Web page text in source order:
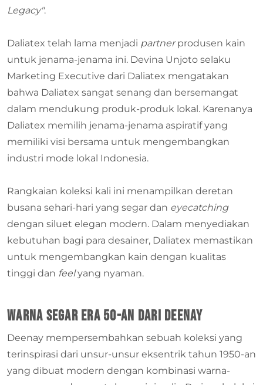
Legacy".
Daliatex telah lama menjadi partnerprodusen kain
untuk jenama-jenama ini. Devina Unjoto selaku
Marketing Executive dari Daliatex mengatakan
bahwa Daliatex sangat senang dan bersemangat
dalam mendukung produk-produk lokal. Karenanya
Daliatex memilih jenama-jenama aspiratif yang
memiliki visi bersama untuk mengembangkan
industri mode lokal Indonesia.
Rangkaian koleksi kali ini menampilkan deretan
busana sehari-hari yang segar dan eyecatching
dengan siluet elegan modern. Dalam menyediakan
kebutuhan bagi para desainer, Daliatex memastikan
untuk mengembangkan kain dengan kualitas
tinggi dan feelyang nyaman.
Warna Segar Era 50-an dari Deenay
Deenay mempersembahkan sebuah koleksi yang
terinspirasi dari unsur-unsur eksentrik tahun 1950-an
yang dibuat modern dengan kombinasi warna-